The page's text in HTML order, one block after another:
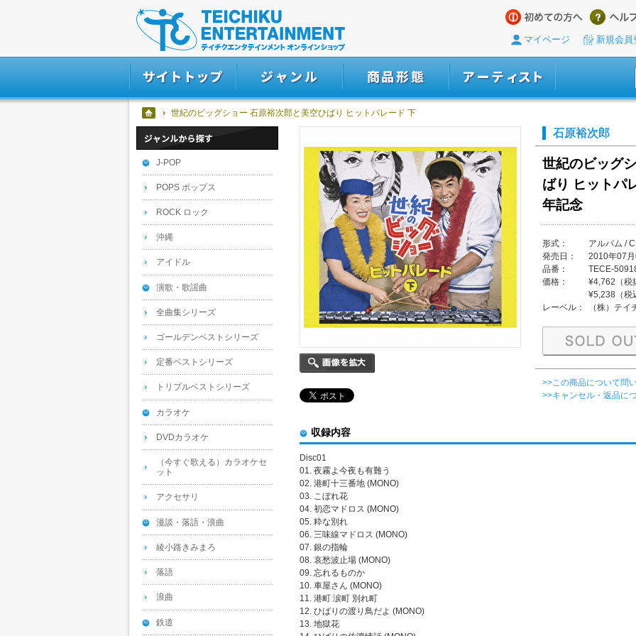
マイページ 新規会員
世紀のビッグショー 石原裕次郎と美空ひばり ヒットパレード 下
石原裕次郎
世紀のビッグ
ばり ヒットパ
年記念
形式：
アルバム /
発売日：
2010年07月
品番：
TECE-
価格：
¥4,762（税
¥5,238（税
レーベル：
（株）テ
>>この商品について問
>>キャンセル・返品に
収録内容
Disc01
01. 夜霧よ今夜も有難う
02. 港町十三番地 (MONO)
03. こぼれ花
04. 初恋マドロス (MONO)
05. 粋な別れ
06. 三味線マドロス (MONO)
07. 銀の指輪
08. 哀愁波止場 (MONO)
09. 忘れるものか
10. 車屋さん (MONO)
11. 港町 涙町 別れ町
12. ひばりの渡り鳥だよ (MONO)
13. 地獄花
J-POP
POPS ポップス
ROCK ロック
沖縄
アイドル
演歌・歌謡曲
全曲集シリーズ
ゴールデンベストシリーズ
定番ベストシリーズ
トリプルベストシリーズ
カラオケ
DVDカラオケ
（今すぐ歌える）カラオケセ
ット
アクセサリ
漫談・落語・浪曲
綾小路きみまろ
落語
浪曲
鉄道